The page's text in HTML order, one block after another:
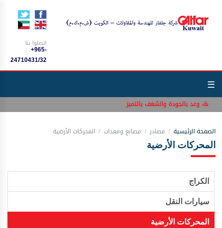
اتصلوا بنا
+965-
24710431/32
☰
وعد بالجودة والشغف بالتميز
الصفحة الرئيسية مصادر مصانع ومعدات المحركات الأرضية
المحركات الأرضية
الكراج
سيارات النقل
المحركات الأرضية